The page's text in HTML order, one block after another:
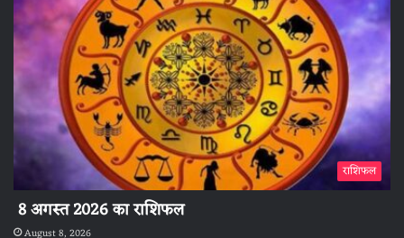
राशिफल
8 अगस्त 2026 का राशिफल
August 8, 2026